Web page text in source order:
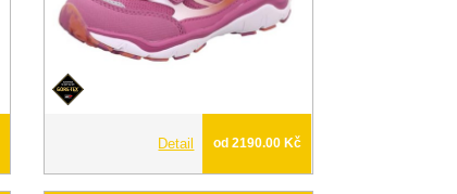
Detail od 2190.00 Kč